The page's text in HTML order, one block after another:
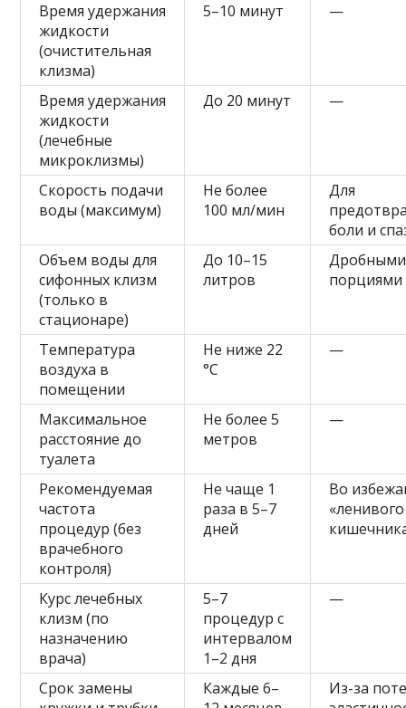
Время удержания
жидкости
(очистительная
клизма)
5–10 минут —
Время удержания
жидкости
(лечебные
микроклизмы)
До 20 минут —
Скорость подачи
воды (максимум)
Не более
100 мл/мин
Для
боли и
Объем воды для
сифонных клизм
(только в
стационаре)
До 10–15
литров
Дробными
порциями
Температура
воздуха в
помещении
Не ниже 22
°C
—
Максимальное
расстояние до
туалета
Не более 5
метров
—
Рекомендуемая
частота
процедур (без
врачебного
контроля)
Не чаще 1
раза в 5–7
дней
Во
«ленивого
Курс лечебных
клизм (по
назначению
врача)
5–7
процедур с
интервалом
1–2 дня
—
Срок замены
Каждые 6–
Из-за